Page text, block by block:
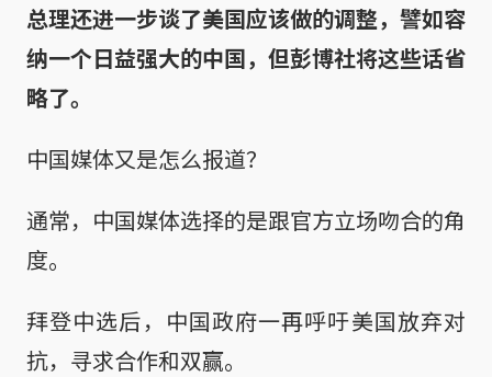
总理还进一步谈了美国应该做的调整，譬如容
纳一个日益强大的中国，但彭博社将这些话省
略了。
中国媒体又是怎么报道？
通常，中国媒体选择的是跟官方立场吻合的角
度。
拜登中选后，中国政府一再呼吁美国放弃对
抗，寻求合作和双赢。